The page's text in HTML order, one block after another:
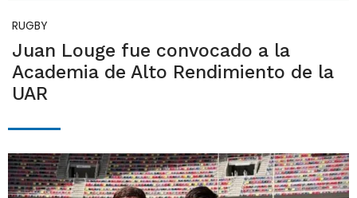
RUGBY
Juan Louge fue convocado a la
Academia de Alto Rendimiento de la
UAR